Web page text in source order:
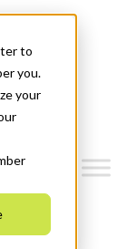
to
you.
your